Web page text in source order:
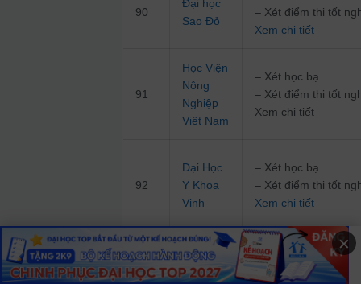
90
Đại học
Sao Đỏ
– Xét điểm thi tốt
Xem chi tiết
91
Học Viện
Nông
Nghiệp
Việt Nam
– Xét học bạ
– Xét điểm thi tốt
Xem chi tiết
92
Đại Học
Y Khoa
Vinh
– Xét học bạ
– Xét điểm thi tốt
Xem chi tiết
93
Đại Học
Nông
– Xét học bạ
– Xét điểm thi tốt
×